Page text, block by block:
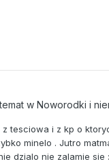
w Noworodki i
tesciowa i z kp o
minelo . Jutro
dzialo nie zalamie